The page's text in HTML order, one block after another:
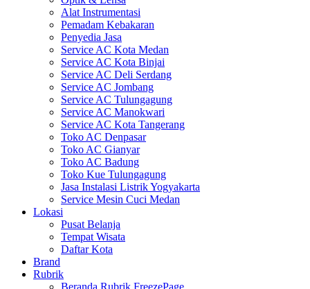
Alat Instrumentasi
Pemadam Kebakaran
Penyedia Jasa
Service AC Kota Medan
Service AC Kota Binjai
Service AC Deli Serdang
Service AC Jombang
Service AC Tulungagung
Service AC Manokwari
Service AC Kota Tangerang
Toko AC Denpasar
Toko AC Gianyar
Toko AC Badung
Toko Kue Tulungagung
Jasa Instalasi Listrik Yogyakarta
Service Mesin Cuci Medan
Lokasi
Pusat Belanja
Tempat Wisata
Daftar Kota
Brand
Rubrik
Beranda Rubrik FreezePage